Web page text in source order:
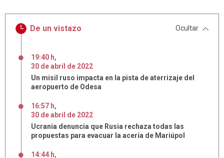
De un vistazo Ocultar
19:40 h,
30 deabril de 2022
Un misil ruso impacta en la pista de aterrizaje del
aeropuerto de Odesa
16:57 h,
30 deabril de 2022
Ucrania denuncia que Rusia rechaza todas las
propuestas para evacuar la acería de Mariúpol
14:44 h,